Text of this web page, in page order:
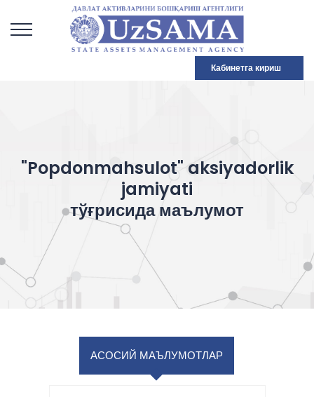
Кабинетга кириш
"Popdonmahsulot" aksiyadorlik
jamiyati
тўғрисида маълумот
АСОСИЙ МАЪЛУМОТЛАР